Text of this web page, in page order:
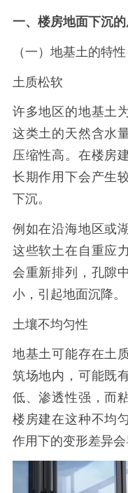
一、楼房地面下沉的
（一）地基土的特性
土质松软
许多地区的地基土
这类土的天然含水
压缩性高。在楼房
长期作用下会产生
下沉。
例如在沿海地区或
这些软土在自重应
会重新排列，孔隙
小，引起地面沉降。
土壤不均匀性
地基土可能存在土
筑场地内，可能既
低、渗透性强，而
楼房建在这种不均
作用下的变形差异会